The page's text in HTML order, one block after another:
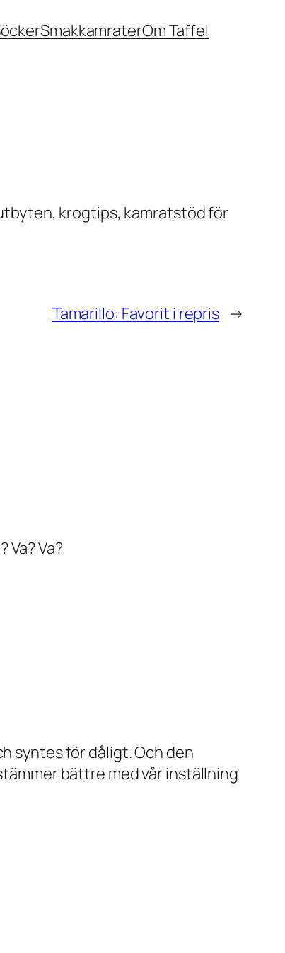
SmakkamraterOm Taffel
krogtips, kamratstöd för
Tamarillo: Favorit i repris →
Va?
syntes för dåligt. Och den
bättre med vår inställning